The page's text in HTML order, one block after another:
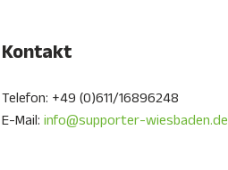
Kontakt
Telefon: +49 (0)611/16896248
E-Mail: info@supporter-wiesbaden.de